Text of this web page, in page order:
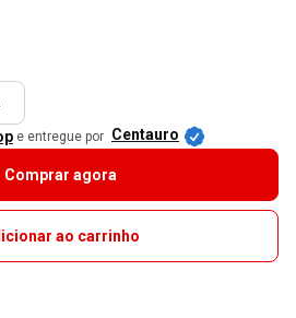
e entregue por Centauro
Comprar agora
ao carrinho